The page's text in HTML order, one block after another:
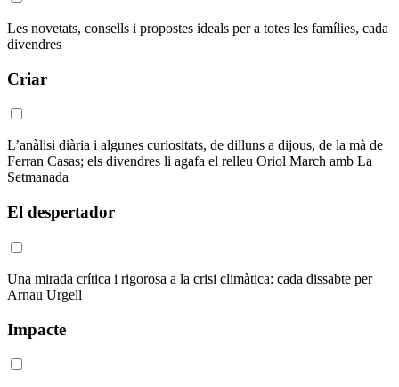
Les novetats, consells i propostes ideals per a totes les famílies, cada
divendres
Criar
L’anàlisi diària i algunes curiositats, de dilluns a dijous, de la mà de
Ferran Casas; els divendres li agafa el relleu Oriol March amb La
Setmanada
El despertador
Una mirada crítica i rigorosa a la crisi climàtica: cada dissabte per
Arnau Urgell
Impacte